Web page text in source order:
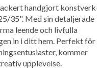
handgjort konstverk
35". Med sin detaljerade
leende och livfulla
in i ditt hem. Perfekt för
kommer
upplevelse.